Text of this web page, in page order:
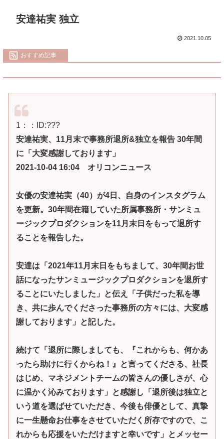
安達祐実 独立
2021.10.05
おすすめ記事
1 ：：ID:???
安達祐実、11月末で事務所退所&独立を報告 30年間
に「大変感謝しております」
2021-10-04 16:04 オリコンニュース
女優の安達祐実（40）が4日、自身のインスタグラム
を更新。30年間在籍していた所属事務所・サンミュ
ージックプロダクションを11月末日をもって退所す
ることを報告した。
安達は「2021年11月末日をもちまして、30年間お世
話になったサンミュージックプロダクションを退所す
ることにいたしました」と伝え「子供だった私を導
き、共に歩んでくださった事務所の方々には、大変感
謝しております」と記した。
続けて「退所に際しましても、『これからも、何かあ
ったら助けに行くからね！』と言ってくださる、社長
はじめ、マネジメントチームの皆さんの優しさが、心
に温かく沁みております」と感謝し「退所後は独立と
いう道を選ばせていただき、今後も俳優として、真摯
に一生懸命お仕事をさせていただく所存ですので、こ
れからも応援をいただけますと幸いです」とメッセー